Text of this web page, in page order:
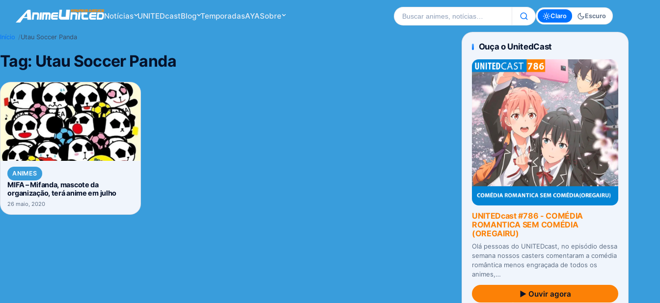
Notícias UNITEDcastBlog TemporadasAYASobre Buscar no site Claro Escuro
Início Utau Soccer Panda
Tag: Utau Soccer Panda
ANIMES
MIFA – Mifanda, mascote da
organização, terá anime em julho
26 maio, 2020
Ouça o UnitedCast
UNITEDcast #786 - COMÉDIA
ROMANTICA SEM COMÉDIA
(OREGAIRU)
Olá pessoas do UNITEDcast, no episódio dessa
semana nossos casters comentaram a comédia
romântica menos engraçada de todos os
animes,…
▶ Ouvir agora